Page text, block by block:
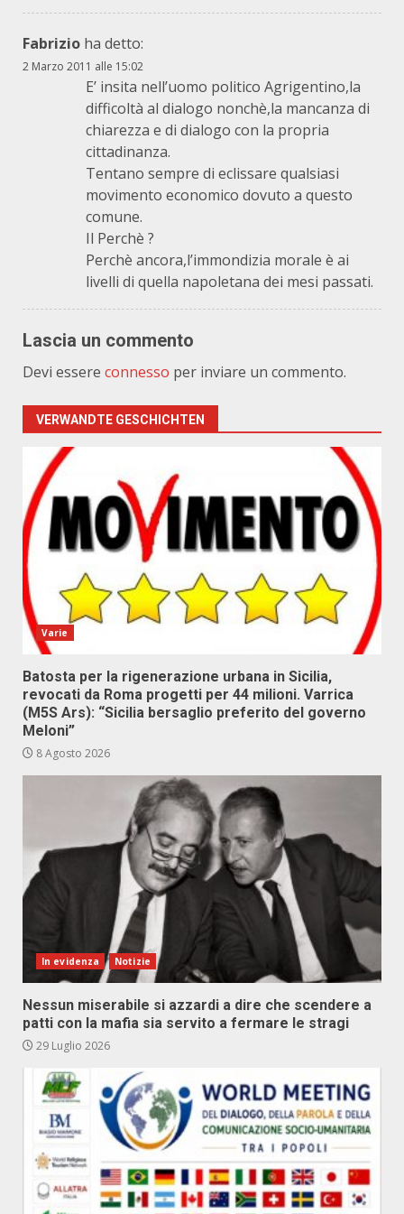
Fabrizio ha detto:
2 Marzo 2011 alle 15:02
E’ insita nell’uomo politico Agrigentino,la
difficoltà al dialogo nonchè,la mancanza di
chiarezza e di dialogo con la propria
cittadinanza.
Tentano sempre di eclissare qualsiasi
movimento economico dovuto a questo
comune.
Il Perchè ?
Perchè ancora,l’immondizia morale è ai
livelli di quella napoletana dei mesi passati.
Lascia un commento
Devi essere connesso per inviare un commento.
VERWANDTE GESCHICHTEN
Varie
Batosta per la rigenerazione urbana in Sicilia,
revocati da Roma progetti per 44 milioni. Varrica
(M5S Ars): “Sicilia bersaglio preferito del governo
Meloni”
8 Agosto 2026
In evidenza Notizie
Nessun miserabile si azzardi a dire che scendere a
patti con la mafia sia servito a fermare le stragi
29 Luglio 2026